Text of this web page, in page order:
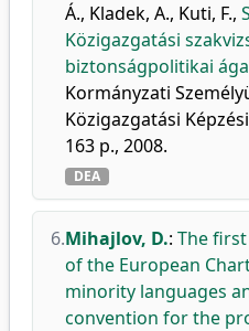
Á., Kladek, A., Kuti, F.,
Közigazgatási
biztonságpolitikai
Kormányzati
Közigazgatási
163 p., 2008.
DEA
6.Mihajlov, D.: The
of the European
minority languages
convention for the